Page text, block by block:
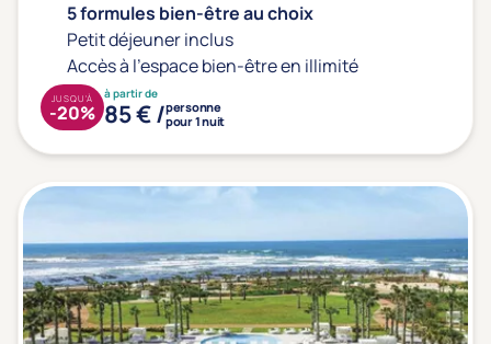
5 formules bien-être au choix
Petit déjeuner inclus
Accès à l'espace bien-être en illimité
à partir de
85 € /personne
pour 1 nuit
JUSQU'À
-20%